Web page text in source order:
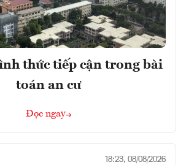
thức tiếp cận trong bài
toán an cư
Đọc ngay
18:23, 08/08/2026